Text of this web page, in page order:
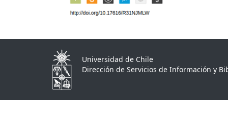
Universidad de Chile
Dirección de Servicios de Información y